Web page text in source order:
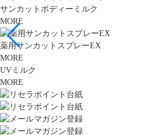
サンカットボディーミルク
MORE
薬用サンカットスプレーEX
MORE
UVミルク
MORE